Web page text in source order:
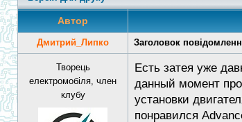
Автор
Дмитрий_Липко Заголовок
Творець
електромобіля, член
клубу
Есть затея уже
данный момент
установки
понравился